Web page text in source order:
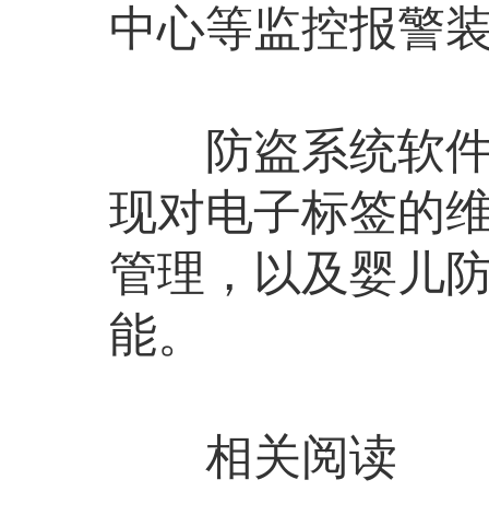
中心等监控报警
防盗系统软件
现对电子标签的
管理，以及婴儿
能。
相关阅读